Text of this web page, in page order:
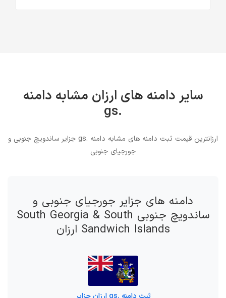
سایر دامنه های ارزان مشابه دامنه
.gs
ارزانترین قیمت ثبت دامنه های مشابه دامنه .gs جزایر ساندویچ جنوبی و
جورجیای جنوبی
دامنه های جزایر جورجیای جنوبی و
ساندویچ جنوبی South Georgia & South
Sandwich Islands ارزان